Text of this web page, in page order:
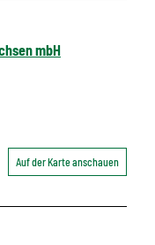
mbH
Auf der Karte anschauen